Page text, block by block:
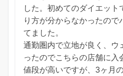
した。初めてのダイエッ
り方が分からなかったので
てました。
通勤圏内で立地が良く、ウ
ったのでこちらの店舗に入
値段が高いですが、3ヶ月